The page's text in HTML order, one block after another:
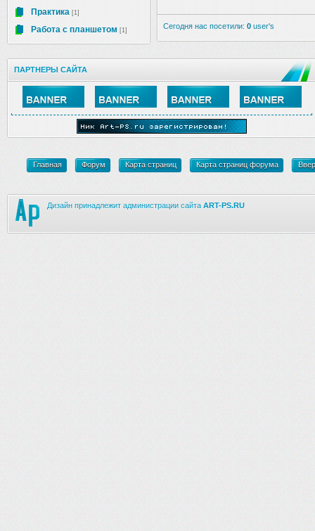
Практика [1]
Работа с планшетом [1] Сегодня нас посетили: 0 user's
ПАРТНЕРЫ САЙТА
Главная Форум Карта страниц Карта страниц форума
Дизайн принадлежит администрации сайта ART-PS.RU